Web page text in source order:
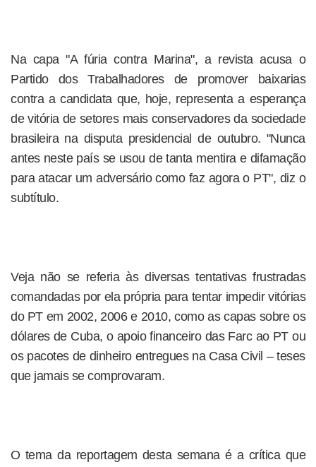
Na capa "A fúria contra Marina", a revista acusa o
Partido dos Trabalhadores de promover baixarias
contra a candidata que, hoje, representa a esperança
de vitória de setores mais conservadores da sociedade
brasileira na disputa presidencial de outubro. "Nunca
antes neste país se usou de tanta mentira e difamação
para atacar um adversário como faz agora o PT", diz o
subtítulo.
Veja não se referia às diversas tentativas frustradas
comandadas por ela própria para tentar impedir vitórias
do PT em 2002, 2006 e 2010, como as capas sobre os
dólares de Cuba, o apoio financeiro das Farc ao PT ou
os pacotes de dinheiro entregues na Casa Civil – teses
que jamais se comprovaram.
O tema da reportagem desta semana é a crítica que